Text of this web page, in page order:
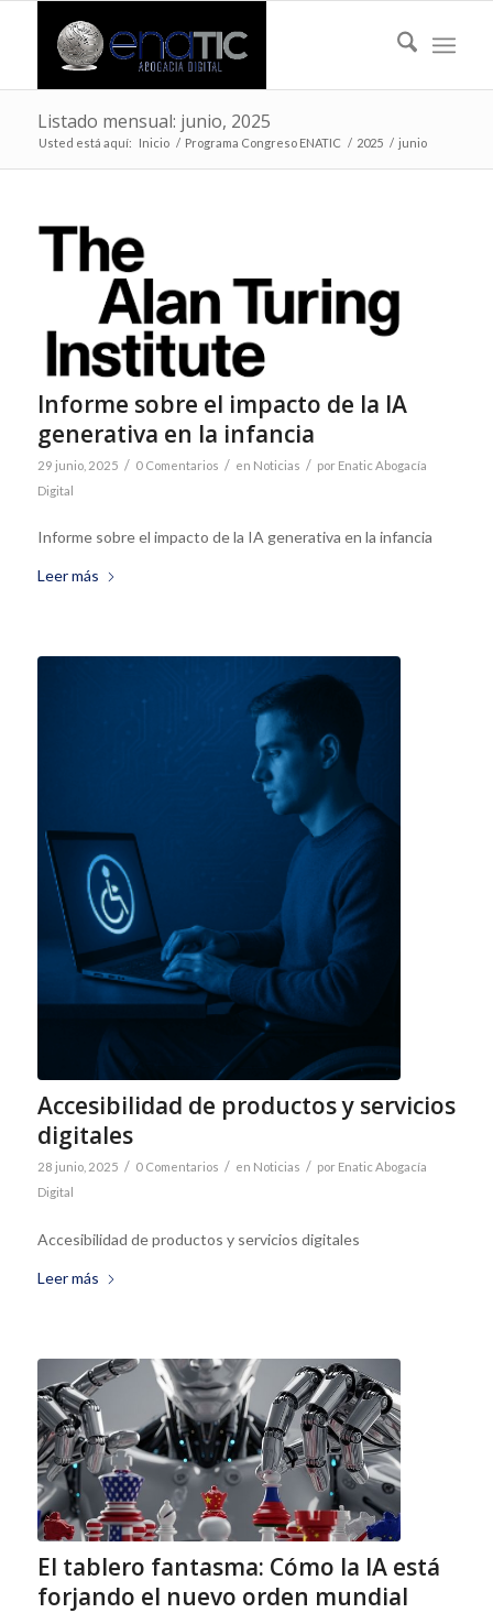
Listado mensual: junio, 2025
Usted está aquí: Inicio / Programa Congreso ENATIC / 2025 / junio
Informe sobre el impacto de la IA
generativa en la infancia
29 junio, 2025 / 0 Comentarios / en Noticias / por Enatic Abogacía
Digital
Informe sobre el impacto de la IA generativa en la infancia
Leer más
Accesibilidad de productos y servicios
digitales
28 junio, 2025 / 0 Comentarios / en Noticias / por Enatic Abogacía
Digital
Accesibilidad de productos y servicios digitales
Leer más
El tablero fantasma: Cómo la lA está
forjando el nuevo orden mundial